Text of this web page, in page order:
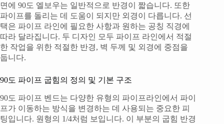
면에 90도 엘보우는 일반적으로 반경이 짧습니다. 또한
파이프를 돌리는 데 도움이 되지만 외경이 다릅니다. 선
택은 파이프 라인에 필요한 사항과 원하는 공칭 직경에
따라 달라집니다. 두 디자인 모두 파이프 라인에서 적절
한 작업을 위한 적절한 반경, 벽 두께 및 외경에 중점을
둡니다.
90도 파이프 굽힘의 정의 및 기본 구조
90도 파이프 벤드는 다양한 유형의 파이프라인에서 파이
프가 이동하는 방식을 변경하는 데 사용되는 중요한 피
팅입니다. 원형의 1/4처럼 보입니다. 이 부분의 굽힘 반경